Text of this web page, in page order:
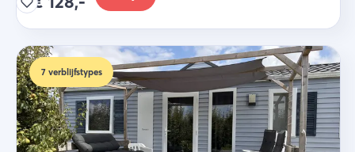
7 verblijfstypes